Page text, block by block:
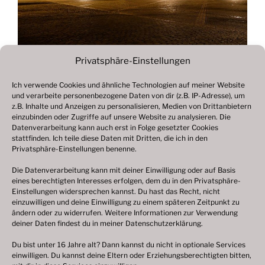
Privatsphäre-Einstellungen
Ich verwende Cookies und ähnliche Technologien auf meiner Website
und verarbeite personenbezogene Daten von dir (z.B. IP-Adresse), um
z.B. Inhalte und Anzeigen zu personalisieren, Medien von Drittanbietern
einzubinden oder Zugriffe auf unsere Website zu analysieren. Die
Datenverarbeitung kann auch erst in Folge gesetzter Cookies
stattfinden. Ich teile diese Daten mit Dritten, die ich in den
Privatsphäre-Einstellungen benenne.
Die Datenverarbeitung kann mit deiner Einwilligung oder auf Basis
eines berechtigten Interesses erfolgen, dem du in den Privatsphäre-
Einstellungen widersprechen kannst. Du hast das Recht, nicht
einzuwilligen und deine Einwilligung zu einem späteren Zeitpunkt zu
ändern oder zu widerrufen. Weitere Informationen zur Verwendung
deiner Daten findest du in meiner Datenschutzerklärung.
Du bist unter 16 Jahre alt? Dann kannst du nicht in optionale Services
einwilligen. Du kannst deine Eltern oder Erziehungsberechtigten bitten,
Beitragsnavigation
Vorheriger
Beitrag
Fotogalerie 2021
© 2003 – 2025 nilsbenthien.de,Datenschutzerklärung
|Cookie-Richtlinie EU|Impressum